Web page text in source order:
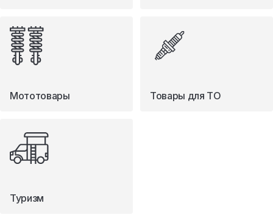
Мототовары Товары для ТО
Туризм